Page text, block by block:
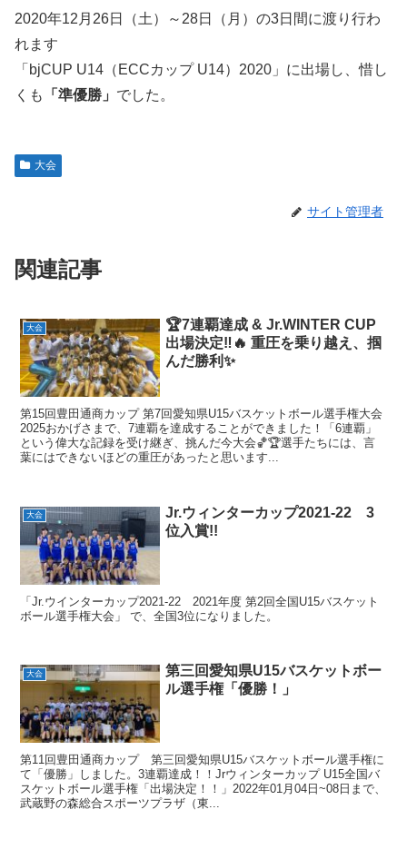
2020年12月26日（土）～28日（月）の3日間に渡り行わ
れます
「bjCUP U14（ECCカップ U14）2020」に出場し、惜し
くも
「準優勝」 でした。
大会
サイト管理者
関連記事
大会
🏆7連覇達成 & Jr.WINTER CUP
出場決定‼️🔥 重圧を乗り越え、掴
んだ勝利✨
第15回豊田通商カップ 第7回愛知県U15バスケットボール選手権大会
2025おかげさまで、7連覇を達成することができました！「6連覇」
という偉大な記録を受け継ぎ、挑んだ今大会🏀🏆選手たちには、言
葉にはできないほどの重圧があったと思います...
大会
Jr.ウィンターカップ2021-22 3
位入賞!!
「Jr.ウインターカップ2021-22 2021年度 第2回全国U15バスケット
ボール選手権大会」 で、全国3位になりました。
大会
第三回愛知県U15バスケットボー
ル選手権「優勝！」
第11回豊田通商カップ 第三回愛知県U15バスケットボール選手権に
て「優勝」しました。3連覇達成！！Jrウィンターカップ U15全国バ
スケットボール選手権「出場決定！！」2022年01月04日~08日まで、
武蔵野の森総合スポーツプラザ（東...